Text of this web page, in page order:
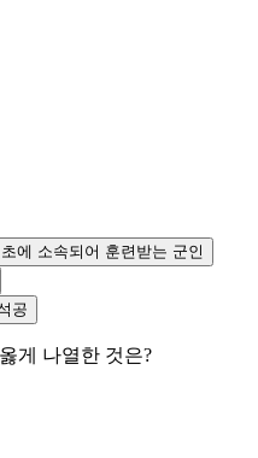
에 소속되어 훈련받는 군인
공
게 나열한 것은?